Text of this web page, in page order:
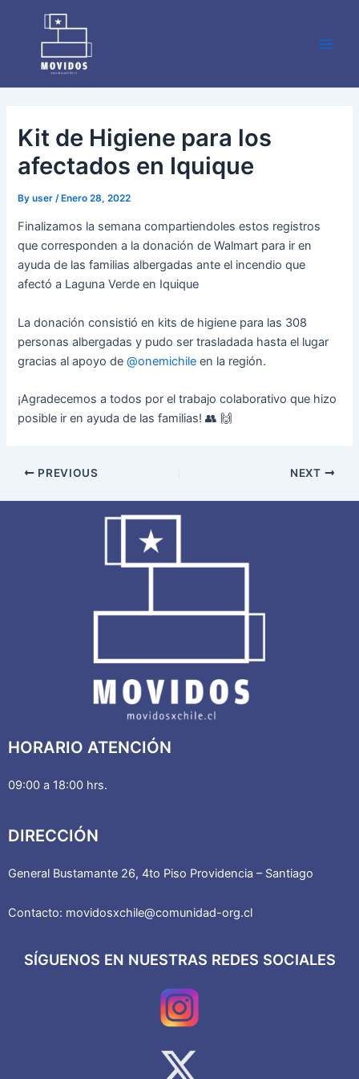
content
Kit de Higiene para los
afectados en Iquique
Byuser/ Enero 28, 2022
Finalizamos la semana compartiendoles estos registros
que corresponden a la donación de Walmart para ir en
ayuda de las familias albergadas ante el incendio que
afectó a Laguna Verde en Iquique
La donación consistió en kits de higiene para las 308
personas albergadas y pudo ser trasladada hasta el lugar
gracias al apoyo de@onemichile en la región.
¡Agradecemos a todos por el trabajo colaborativo que hizo
posible ir en ayuda de las familias! 👥 🙌
navigation
PREVIOUS NEXT
HORARIO ATENCIÓN
09:00 a 18:00 hrs.
DIRECCIÓN
General Bustamante 26, 4to Piso Providencia – Santiago
Contacto: movidosxchile@comunidad-org.cl
SÍGUENOS EN NUESTRAS REDES SOCIALES